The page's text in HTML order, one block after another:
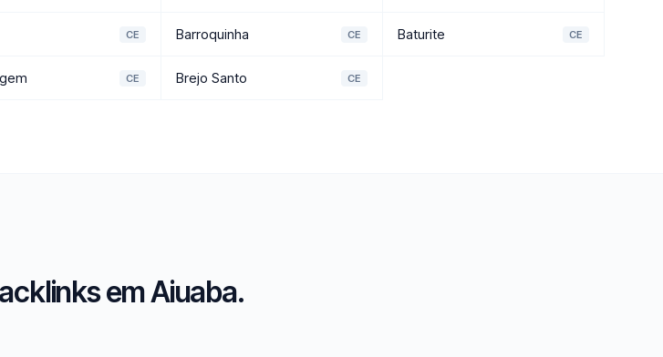
CE Barroquinha CE Baturite CE
CE Brejo Santo CE
em Aiuaba.